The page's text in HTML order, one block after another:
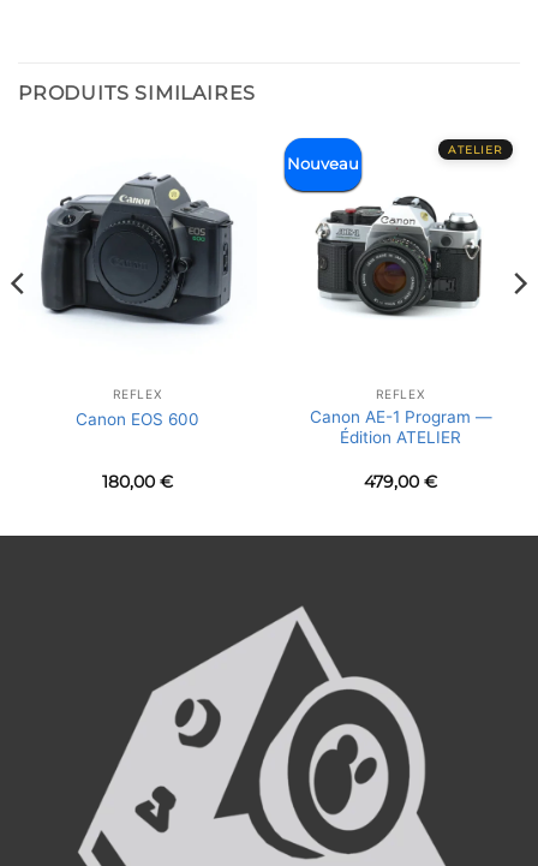
PRODUITS SIMILAIRES
REFLEX
Canon EOS 600
180,00 €
Nouveau
REFLEX
Canon AE-1 Program —
Édition ATELIER
479,00 €